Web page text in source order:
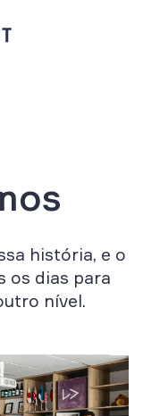
história, e o
os dias para
nível.